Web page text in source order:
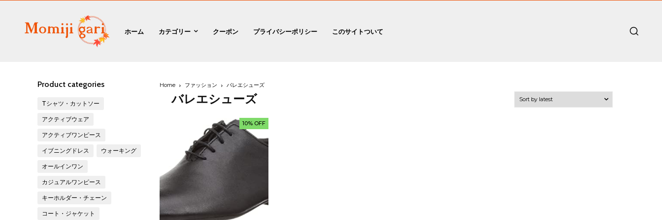
ホーム カテゴリー クーポン プライバシーポリシー このサイトついて
Product categories
Tシャツ・カットソー
アクティブウェア
アクティブワンピース
イブニングドレス ウォーキング
オールインワン
カジュアルワンピース
キーホルダー・チェーン
コート・ジャケット
Home ファッション バレエシューズ
バレエシューズ
10% OFF